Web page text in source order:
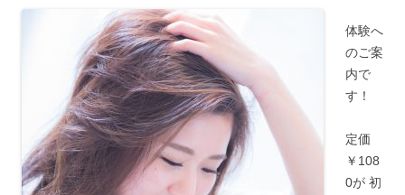
体験へ
のご案
内で
す！
定価
￥108
0が 初